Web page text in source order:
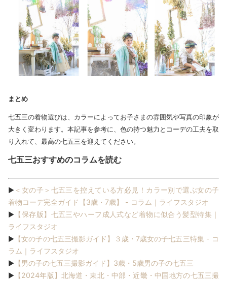
まとめ
七五三の着物選びは、カラーによってお子さまの雰囲気や写真の印象が
大きく変わります。本記事を参考に、色の持つ魅力とコーデの工夫を取
り入れて、最高の七五三を迎えてください。
七五三おすすめのコラムを読む
▶ ＜女の子＞七五三を控えている方必見！カラー別で選ぶ女の子
着物コーデ完全ガイド【3歳・7歳】 - コラム｜ライフスタジオ
▶ 【保存版】七五三やハーフ成人式など着物に似合う髪型特集｜
ライフスタジオ
▶ 【女の子の七五三撮影ガイド】３歳・7歳女の子七五三特集 - コ
ラム｜ライフスタジオ
▶ 【男の子の七五三撮影ガイド】3歳・5歳男の子の七五三
▶ 【2024年版】北海道・東北・中部・近畿・中国地方の七五三撮